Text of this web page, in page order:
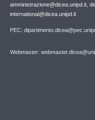
amministrazione@dicea.unipd.it,
international@dicea.unipd.it
PEC:
Webmaster: